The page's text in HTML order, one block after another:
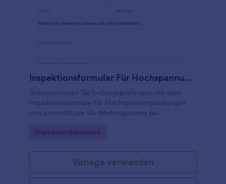
Inspektionsformular Für Hochspannungsleitungen
Dokumentieren Sie Leitungsprüfungen mit dem
Inspektionsformular für Hochspannungsleitungen
und unterstützen Sie Wartungsteams bei
von Maßnahmen an Standorten und
Go to Category:
Inspektionsformulare
Vorlage verwenden